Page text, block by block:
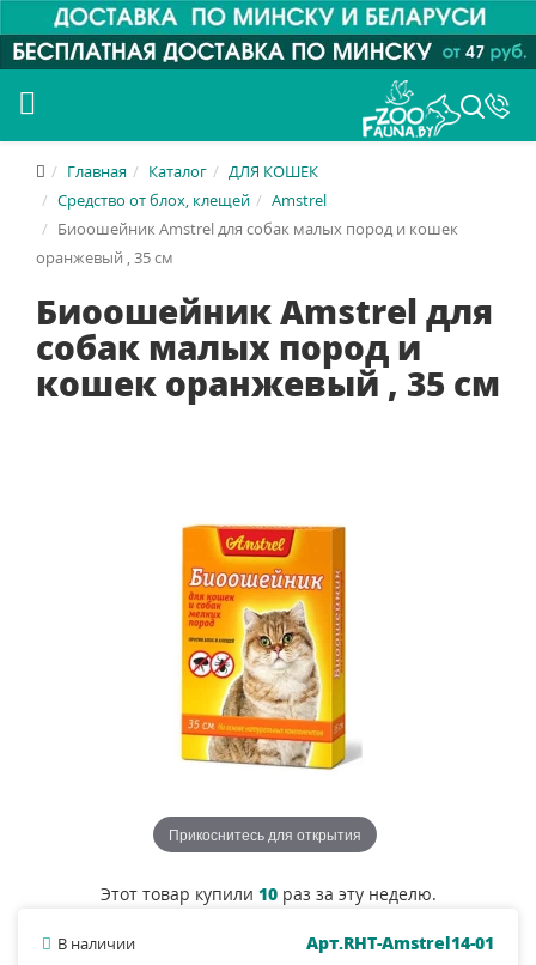
Главная Каталог
ДЛЯ КОШЕК
Средство от блох, клещей
Amstrel
Биоошейник Amstrel для собак малых пород и кошек
оранжевый , 35 см
Биоошейник Amstrel для
собак малых пород и
кошек оранжевый , 35 см
Прикоснитесь для открытия
Этот товар купили 10раз за эту неделю.
В наличии
Арт.RHT-Amstrel14-01